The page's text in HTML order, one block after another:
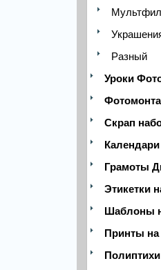
Разный
Уроки
Скрап
Календари
Грамоты
Этикетки
Шаблоны
Принты